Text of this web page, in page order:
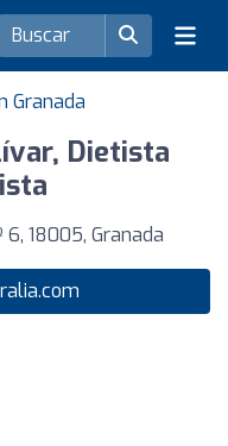
Granada
Dietista
6, 18005, Granada